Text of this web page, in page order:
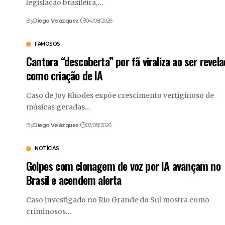
legislação brasileira,…
ByDiego Velázquez 04/08/2026
FAMOSOS
Cantora “descoberta” por fã viraliza ao ser
como criação de IA
Caso de Joy Rhodes expõe crescimento vertiginoso de
músicas geradas…
ByDiego Velázquez 03/08/2026
NOTÍCIAS
Golpes com clonagem de voz por IA avançam no
Brasil e acendem alerta
Caso investigado no Rio Grande do Sul mostra como
criminosos…